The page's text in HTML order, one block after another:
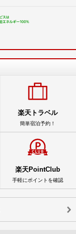
楽天トラベル
簡単宿泊予約！
楽天PointClub
手軽にポイントを確認